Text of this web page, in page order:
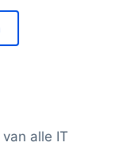
alle IT